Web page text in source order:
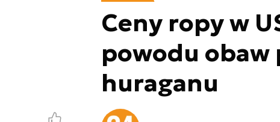
Ceny ropy w
powodu
huraganu